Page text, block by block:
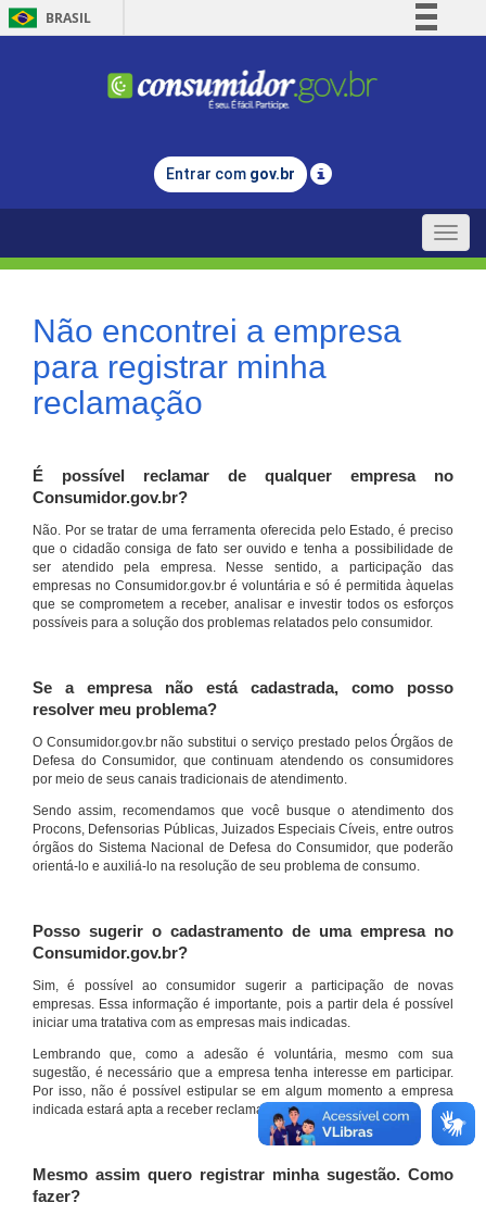
BRASIL
Comunica BR
Legislação
Entrar com gov.br
Toggle
Não encontrei a empresa
para registrar minha
reclamação
É possível reclamar de qualquer empresa no
Consumidor.gov.br?
Não. Por se tratar de uma ferramenta oferecida pelo Estado, é preciso
que o cidadão consiga de fato ser ouvido e tenha a possibilidade de
ser atendido pela empresa. Nesse sentido, a participação das
empresas no Consumidor.gov.br é voluntária e só é permitida àquelas
que se comprometem a receber, analisar e investir todos os esforços
possíveis para a solução dos problemas relatados pelo consumidor.
Se a empresa não está cadastrada, como posso
resolver meu problema?
O Consumidor.gov.br não substitui o serviço prestado pelos Órgãos de
Defesa do Consumidor, que continuam atendendo os consumidores
por meio de seus canais tradicionais de atendimento.
Sendo assim, recomendamos que você busque o atendimento dos
Procons, Defensorias Públicas, Juizados Especiais Cíveis, entre outros
órgãos do Sistema Nacional de Defesa do Consumidor, que poderão
orientá-lo e auxiliá-lo na resolução de seu problema de consumo.
Posso sugerir o cadastramento de uma empresa no
Consumidor.gov.br?
Sim, é possível ao consumidor sugerir a participação de novas
empresas. Essa informação é importante, pois a partir dela é possível
iniciar uma tratativa com as empresas mais indicadas.
Lembrando que, como a adesão é voluntária, mesmo com sua
sugestão, é necessário que a empresa tenha interesse em participar.
Por isso, não é possível estipular se em algum momento a empresa
indicada estará apta a receber reclamações por meio do site.
Mesmo assim quero registrar minha sugestão. Como
fazer?